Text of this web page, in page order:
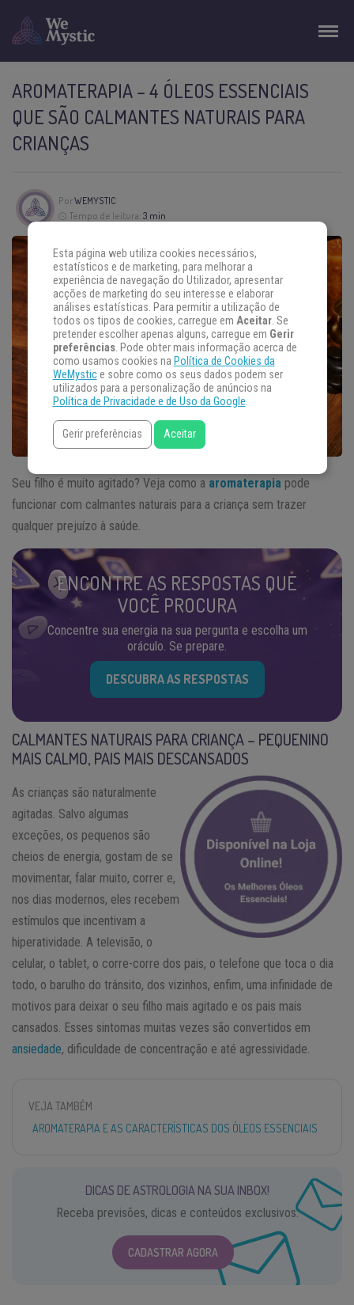
AROMATERAPIA – 4 ÓLEOS ESSENCIAIS
QUE SÃO CALMANTES NATURAIS PARA
CRIANÇAS
PorWEMYSTIC
Tempo de leitura: 3 min
Seu filho é muito agitado? Veja como a aromaterapia pode
funcionar com calmantes naturais para a criança sem trazer
qualquer prejuízo à saúde.
ENCONTRE AS RESPOSTAS QUE
VOCÊ PROCURA
Concentre sua energia na sua pergunta e escolha um
oráculo. Se prepare.
DESCUBRA AS RESPOSTAS
CALMANTES NATURAIS PARA CRIANÇA – PEQUENINO
MAIS CALMO, PAIS MAIS DESCANSADOS
As crianças são naturalmente
agitadas. Salvo algumas
exceções, os pequenos são
cheios de energia, gostam de se
movimentar, falar muito, correr e,
nos dias modernos, eles recebem
estímulos que incentivam a
hiperatividade. A televisão, o
celular, o tablet, o corre-corre dos pais, o telefone que toca o dia
todo, o barulho do trânsito, dos vizinhos, enfim, uma infinidade de
motivos para deixar o seu filho mais agitado e os pais mais
cansados. Esses sintomas muitas vezes são convertidos em
ansiedade, dificuldade de concentração e até agressividade.
VEJA TAMBÉM
AROMATERAPIA E AS CARACTERÍSTICAS DOS ÓLEOS ESSENCIAIS
DICAS DE ASTROLOGIA NA SUA INBOX!
Receba previsões, dicas e conteúdos exclusivos.
CADASTRAR AGORA
Esta página web utiliza cookies necessários,
estatísticos e de marketing, para melhorar a
experiência de navegação do Utilizador, apresentar
acções de marketing do seu interesse e elaborar
análises estatísticas. Para permitir a utilização de
todos os tipos de cookies, carregue em Aceitar. Se
pretender escolher apenas alguns, carregue em Gerir
preferências. Pode obter mais informação acerca de
como usamos cookies na Política de Cookies da
WeMystice sobre como os seus dados podem ser
utilizados para a personalização de anúncios na
Política de Privacidade e de Uso da Google.
Gerir preferências Aceitar